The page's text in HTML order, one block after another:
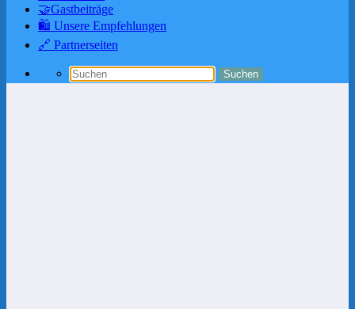
🤝Gastbeiträge
🛍️ Unsere Empfehlungen
🔗 Partnerseiten